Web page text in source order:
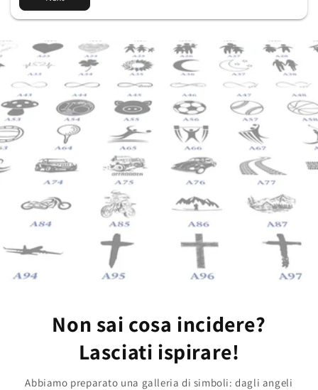
Non sai cosa incidere?
Lasciati ispirare!
Abbiamo preparato una galleria di simboli: dagli angeli